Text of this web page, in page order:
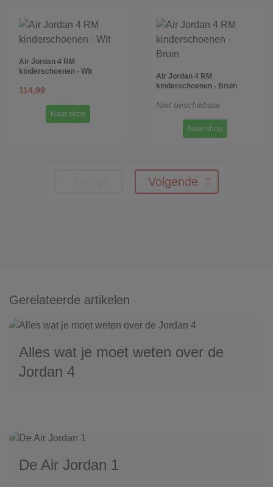
Air Jordan 4 RM
kinderschoenen - Wit
114,99
Naar shop
Air Jordan 4 RM
kinderschoenen - Bruin
Niet beschikbaar
Naar shop
Volgende
Gerelateerde artikelen
Alles wat je moet weten over de
Jordan 4
De Air Jordan 1